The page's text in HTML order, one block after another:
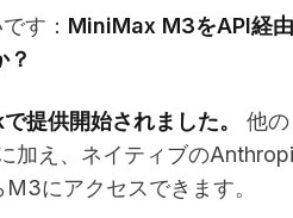
す： MiniMax M3をAPI経
？
提供開始されました。
他の
加え、ネイティブの
にアクセスできます。